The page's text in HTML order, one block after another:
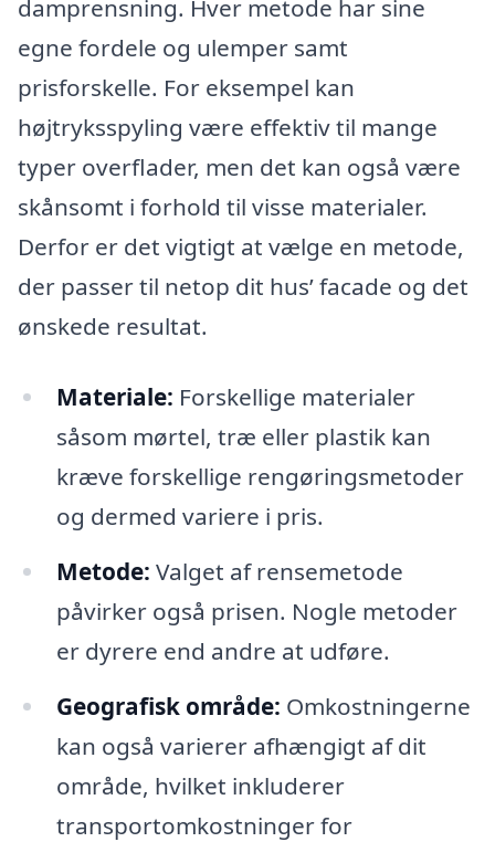
damprensning. Hver metode har sine
egne fordele og ulemper samt
prisforskelle. For eksempel kan
højtryksspyling være effektiv til mange
typer overflader, men det kan også være
skånsomt i forhold til visse materialer.
Derfor er det vigtigt at vælge en metode,
der passer til netop dit hus’ facade og det
ønskede resultat.
Materiale: Forskellige materialer
såsom mørtel, træ eller plastik kan
kræve forskellige rengøringsmetoder
og dermed variere i pris.
Metode: Valget af rensemetode
påvirker også prisen. Nogle metoder
er dyrere end andre at udføre.
Geografisk område: Omkostningerne
kan også varierer afhængigt af dit
område, hvilket inkluderer
transportomkostninger for